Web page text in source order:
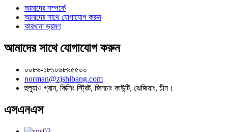
আমাদের সম্পর্কে
আমাদের সাথে যোগাযোগ করুন
কারখানা ভ্রমণ
আমাদের সাথে যোগাযোগ করুন
০০৮৬-১৮১০৬৮৯৫৫০০
norman@zjshibang.com
হুলুয়াও গ্রাম, কিক্সিং স্ট্রিট, জিনচাং কাউন্টি, ঝেজিয়াং, চীন।
এসএনএস